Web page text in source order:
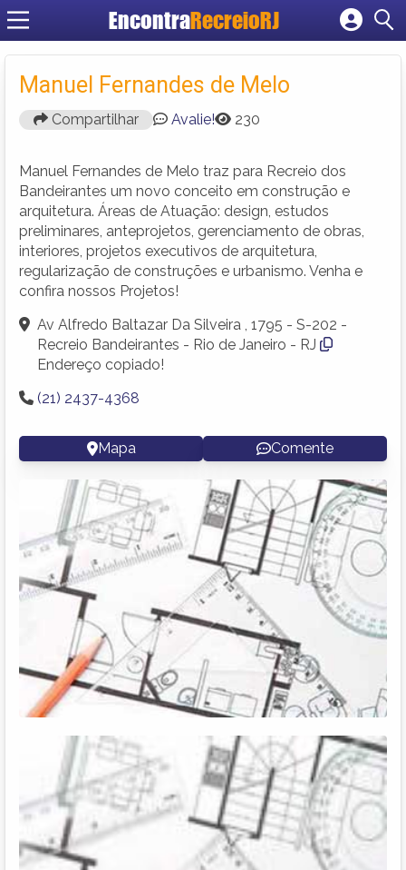
EncontraRecreioRJ
Cadastrar empresa
Criar conta
Manuel Fernandes de Melo
Compartilhar Avalie! 230
Manuel Fernandes de Melo traz para Recreio dos
Bandeirantes um novo conceito em construção e
arquitetura. Áreas de Atuação: design, estudos
preliminares, anteprojetos, gerenciamento de obras,
interiores, projetos executivos de arquitetura,
regularização de construções e urbanismo. Venha e
confira nossos Projetos!
Av Alfredo Baltazar Da Silveira , 1795 - S-202 -
Recreio Bandeirantes - Rio de Janeiro - RJ
Endereço copiado!
(21) 2437-4368
Mapa Comente